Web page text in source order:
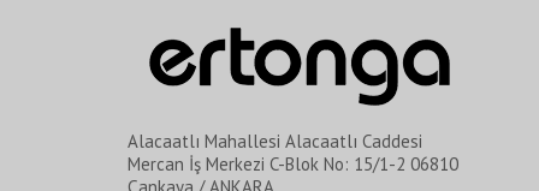
Alacaatlı Mahallesi Alacaatlı Caddesi
Mercan İş Merkezi C-Blok No: 15/1-2 06810